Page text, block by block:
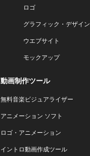
ロゴ
グラフィック・デザイン
ウエブサイト
モックアップ
動画制作ツール
無料音楽ビジュアライザー
アニメーション ソフト
ロゴ・アニメーション
イントロ動画作成ツール